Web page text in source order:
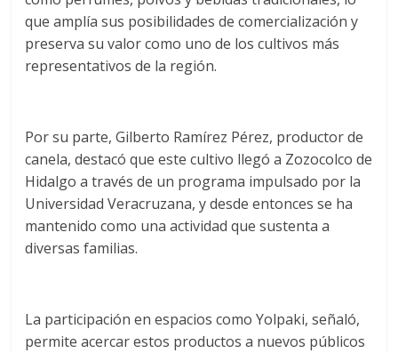
que amplía sus posibilidades de comercialización y
preserva su valor como uno de los cultivos más
representativos de la región.
Por su parte, Gilberto Ramírez Pérez, productor de
canela, destacó que este cultivo llegó a Zozocolco de
Hidalgo a través de un programa impulsado por la
Universidad Veracruzana, y desde entonces se ha
mantenido como una actividad que sustenta a
diversas familias.
La participación en espacios como Yolpaki, señaló,
permite acercar estos productos a nuevos públicos